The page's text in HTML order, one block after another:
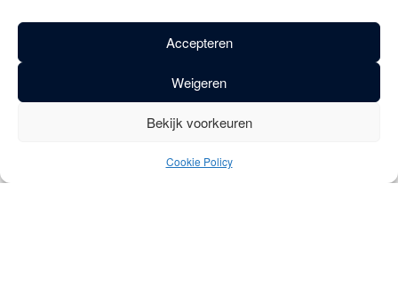
Accepteren
Weigeren
Bekijk voorkeuren
Cookie Policy
€ 26.25
Toevoegen aan winkelwagen
MEER INFO